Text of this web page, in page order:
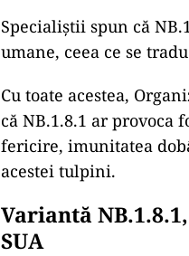
Specialiștii spun că
umane, ceea ce se
Cu toate acestea,
că NB.1.8.1 ar provoca
fericire, imunitatea
acestei tulpini.
Variantă
SUA